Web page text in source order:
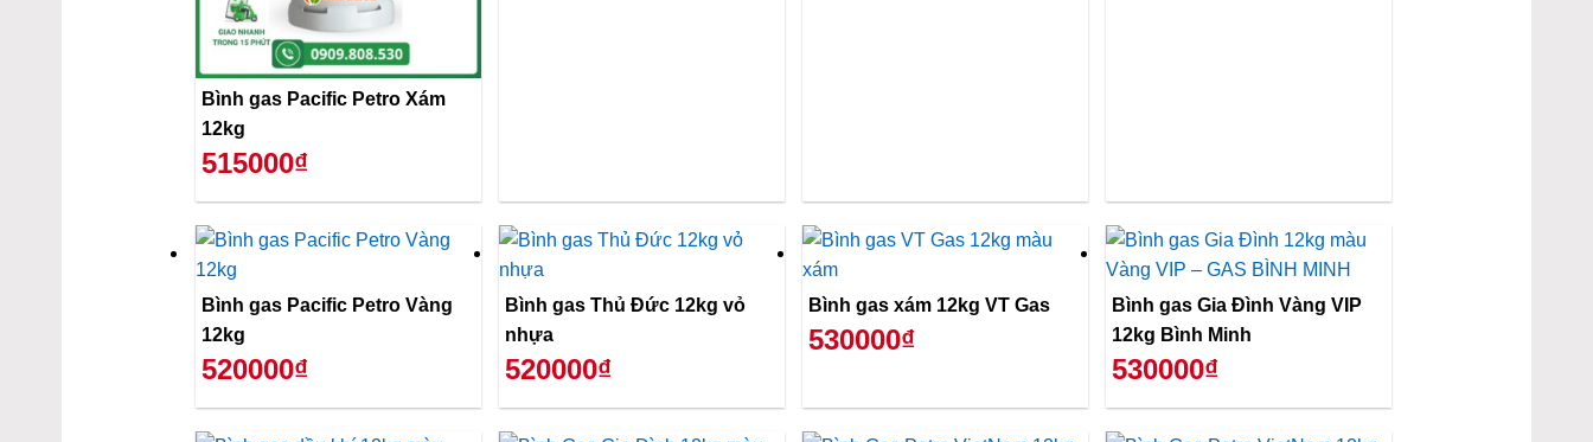
Bình gas Pacific Petro Xám
12kg
515000₫
Bình gas Pacific Petro Vàng
12kg
520000₫
Bình gas Thủ Đức 12kg vỏ
nhựa
520000₫
Bình gas xám 12kg VT Gas
530000₫
Bình gas Gia Đình Vàng VIP
12kg Bình Minh
530000₫